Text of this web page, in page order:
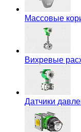
Массовые
Вихревые
Датчики